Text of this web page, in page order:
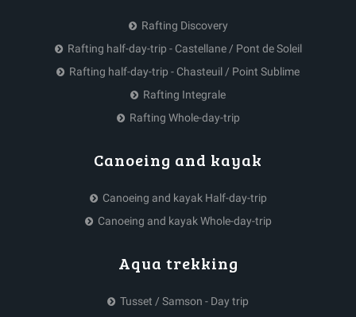
Rafting Discovery
Rafting half-day-trip - Castellane / Pont de Soleil
Rafting half-day-trip - Chasteuil / Point Sublime
Rafting Integrale
Rafting Whole-day-trip
Canoeing and kayak
Canoeing and kayak Half-day-trip
Canoeing and kayak Whole-day-trip
Aqua trekking
Tusset / Samson - Day trip